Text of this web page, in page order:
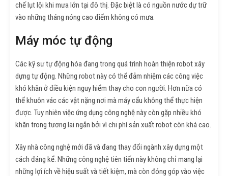
chế lụt lội khi mưa lớn tại đô thị. Đặc biệt là có nguồn nước dự trữ
vào những tháng nóng cao điểm không có mưa.
Máy móc tự động
Các kỹ sư tự động hóa đang trong quá trình hoàn thiện robot xây
dựng tự động. Những robot này có thể đảm nhiệm các công việc
khó khăn ở điều kiện nguy hiểm thay cho con người. Hơn nữa có
thể khuôn vác các vật nặng nơi mà máy cẩu không thể thực hiện
được. Tuy nhiên việc ứng dụng công nghệ này còn gặp nhiều khó
khăn trong tương lai ngắn bởi vì chi phí sản xuất robot còn khá cao.
Xây nhà công nghệ mới đã và đang thay đổi ngành xây dựng một
cách đáng kể. Những công nghệ tiên tiến này không chỉ mang lại
những lợi ích về hiệu suất và tiết kiệm, mà còn đóng góp vào việc